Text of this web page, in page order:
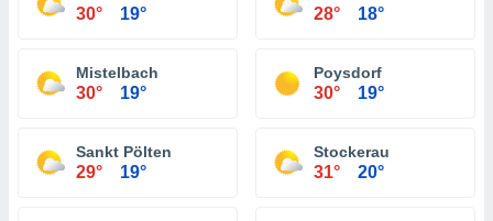
30° 19° 28° 18°
Mistelbach
30° 19°
Poysdorf
30° 19°
Sankt Pölten
29° 19°
Stockerau
31° 20°